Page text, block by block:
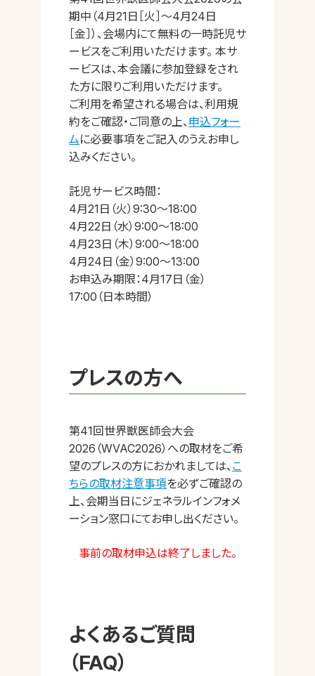
期中（4月21日［火］～4月24日
［金］）、会場内にて無料の一時託児サ
ービスをご利用いただけます。 本サ
ービスは、本会議に参加登録をされ
た方に限りご利用いただけます。
ご利用を希望される場合は、利用規
約をご確認・ご同意の上、申込フォー
ムに必要事項をご記入のうえお申し
込みください。
託児サービス時間：
4月21日（火）9:30～18:00
4月22日（水）9:00～18:00
4月23日（木）9:00～18:00
4月24日（金）9:00～13:00
お申込み期限：4月17日（金）
17:00（日本時間）
プレスの方へ
第41回世界獣医師会大会
2026（WVAC2026）への取材をご希
望のプレスの方におかれましては、こ
ちらの取材注意事項を必ずご確認の
上、会期当日にジェネラルインフォメ
ーション窓口にてお申し出ください。
事前の取材申込は終了しました。
よくあるご質問
（FAQ）